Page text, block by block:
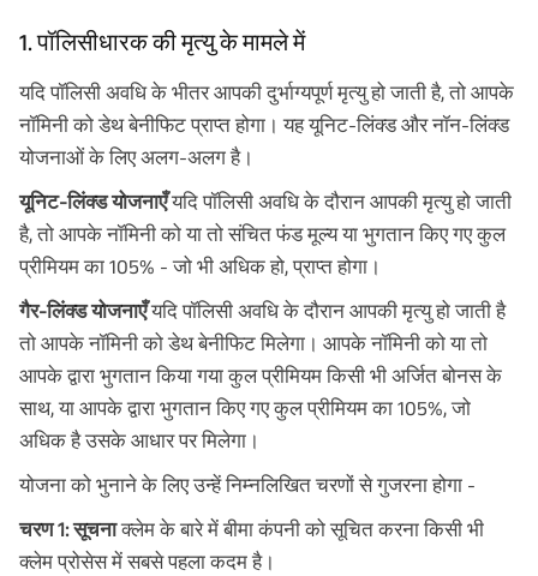
1. पॉलिसीधारक की मृत्यु के मामले में
यदि पॉलिसी अवधि के भीतर आपकी दुर्भाग्यपूर्ण मृत्यु हो जाती है, तो आपके
नॉमिनी को डेथ बेनीफिट प्राप्त होगा। यह यूनिट-लिंक्ड और नॉन-लिंक्ड
योजनाओं के लिए अलग-अलग है।
यूनिट-लिंक्ड योजनाएँयदि पॉलिसी अवधि के दौरान आपकी मृत्यु हो जाती
है, तो आपके नॉमिनी को या तो संचित फंड मूल्य या भुगतान किए गए कुल
प्रीमियम का 105% - जो भी अधिक हो, प्राप्त होगा।
गैर-लिंक्ड योजनाएँयदि पॉलिसी अवधि के दौरान आपकी मृत्यु हो जाती है
तो आपके नॉमिनी को डेथ बेनीफिट मिलेगा। आपके नॉमिनी को या तो
आपके द्वारा भुगतान किया गया कुल प्रीमियम किसी भी अर्जित बोनस के
साथ, या आपके द्वारा भुगतान किए गए कुल प्रीमियम का 105%, जो
अधिक है उसके आधार पर मिलेगा।
योजना को भुनाने के लिए उन्हें निम्नलिखित चरणों से गुजरना होगा -
चरण 1: सूचनाक्लेम के बारे में बीमा कंपनी को सूचित करना किसी भी
क्लेम प्रोसेस में सबसे पहला कदम है।